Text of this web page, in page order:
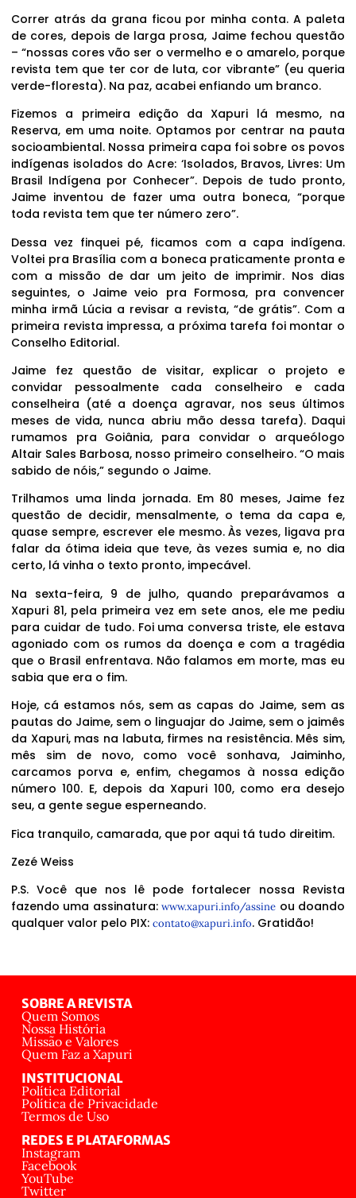
Correr atrás da grana ficou por minha conta. A paleta
de cores, depois de larga prosa, Jaime fechou questão
– “nossas cores vão ser o vermelho e o amarelo, porque
revista tem que ter cor de luta, cor vibrante” (eu queria
verde-floresta). Na paz, acabei enfiando um branco.
Fizemos a primeira edição da Xapuri lá mesmo, na
Reserva, em uma noite. Optamos por centrar na pauta
socioambiental. Nossa primeira capa foi sobre os povos
indígenas isolados do Acre: ‘Isolados, Bravos, Livres: Um
Brasil Indígena por Conhecer”. Depois de tudo pronto,
Jaime inventou de fazer uma outra boneca, “porque
toda revista tem que ter número zero”.
Dessa vez finquei pé, ficamos com a capa indígena.
Voltei pra Brasília com a boneca praticamente pronta e
com a missão de dar um jeito de imprimir. Nos dias
seguintes, o Jaime veio pra Formosa, pra convencer
minha irmã Lúcia a revisar a revista, “de grátis”. Com a
primeira revista impressa, a próxima tarefa foi montar o
Conselho Editorial.
Jaime fez questão de visitar, explicar o projeto e
convidar pessoalmente cada conselheiro e cada
conselheira (até a doença agravar, nos seus últimos
meses de vida, nunca abriu mão dessa tarefa). Daqui
rumamos pra Goiânia, para convidar o arqueólogo
Altair Sales Barbosa, nosso primeiro conselheiro. “O mais
sabido de nóis,” segundo o Jaime.
Trilhamos uma linda jornada. Em 80 meses, Jaime fez
questão de decidir, mensalmente, o tema da capa e,
quase sempre, escrever ele mesmo. Às vezes, ligava pra
falar da ótima ideia que teve, às vezes sumia e, no dia
certo, lá vinha o texto pronto, impecável.
Na sexta-feira, 9 de julho, quando preparávamos a
Xapuri 81, pela primeira vez em sete anos, ele me pediu
para cuidar de tudo. Foi uma conversa triste, ele estava
agoniado com os rumos da doença e com a tragédia
que o Brasil enfrentava. Não falamos em morte, mas eu
sabia que era o fim.
Hoje, cá estamos nós, sem as capas do Jaime, sem as
pautas do Jaime, sem o linguajar do Jaime, sem o jaimês
da Xapuri, mas na labuta, firmes na resistência. Mês sim,
mês sim de novo, como você sonhava, Jaiminho,
carcamos porva e, enfim, chegamos à nossa edição
número 100. E, depois da Xapuri 100, como era desejo
seu, a gente segue esperneando.
Fica tranquilo, camarada, que por aqui tá tudo direitim.
Zezé Weiss
P.S. Você que nos lê pode fortalecer nossa Revista
fazendo uma assinatura:www.xapuri.info/assine ou doando
qualquer valor pelo PIX: contato@xapuri.info. Gratidão!
SOBRE A REVISTA
Quem Somos
Nossa História
Missão e Valores
Quem Faz a Xapuri
INSTITUCIONAL
Política Editorial
Política de Privacidade
Termos de Uso
REDES E PLATAFORMAS
Instagram
Facebook
YouTube
Twitter